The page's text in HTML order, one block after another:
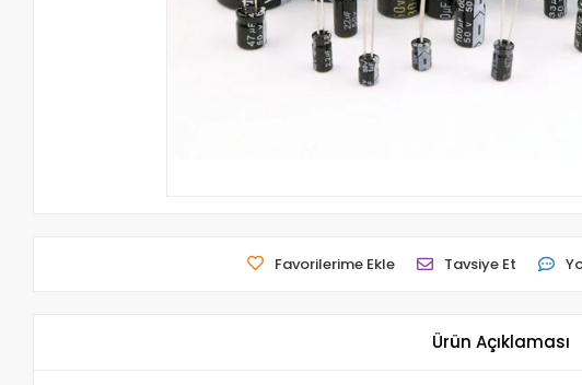
Favorilerime Ekle Tavsiye Et
Ürün Açıklaması